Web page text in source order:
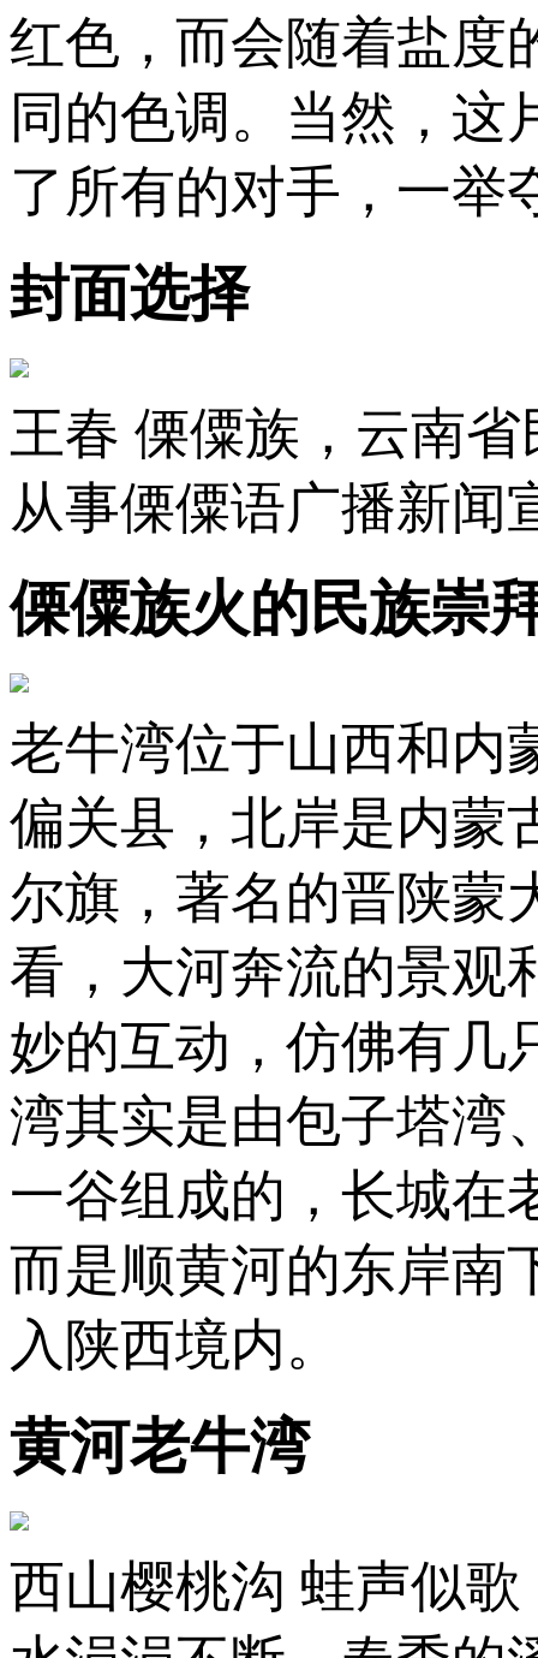
红色，而会随着盐度
同的色调。当然，这
了所有的对手，一举
封面选择
王春 傈僳族，云南
从事傈僳语广播新闻
傈僳族火的民族崇
老牛湾位于山西和内
偏关县，北岸是内蒙
尔旗，著名的晋陕蒙
看，大河奔流的景观
妙的互动，仿佛有几
湾其实是由包子塔湾
一谷组成的，长城在
而是顺黄河的东岸南
入陕西境内。
黄河老牛湾
西山樱桃沟 蛙声似